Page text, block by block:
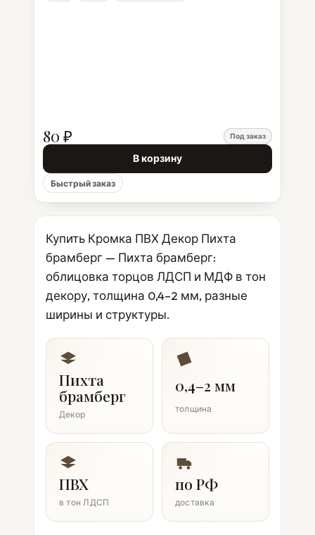
80 ₽ Под заказ
В корзину
Быстрый заказ
Купить Кромка ПВХ Декор Пихта
брамберг — Пихта брамберг:
облицовка торцов ЛДСП и МДФ в тон
декору, толщина 0,4–2 мм, разные
ширины и структуры.
Пихта
брамберг
Декор
0,4–2 мм
толщина
ПВХ
в тон ЛДСП
по РФ
доставка